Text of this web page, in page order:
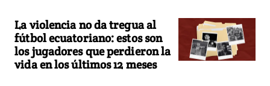
La violencia no da tregua al
fútbol ecuatoriano: estos son
los jugadores que perdieron la
vida en los últimos 12 meses